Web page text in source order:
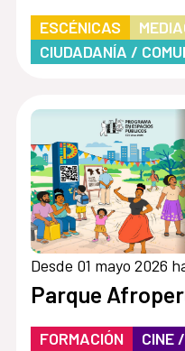
ESCÉNICAS
CIUDADANÍA /
Desde 01 mayo 2026
Parque
FORMACIÓN
CINE